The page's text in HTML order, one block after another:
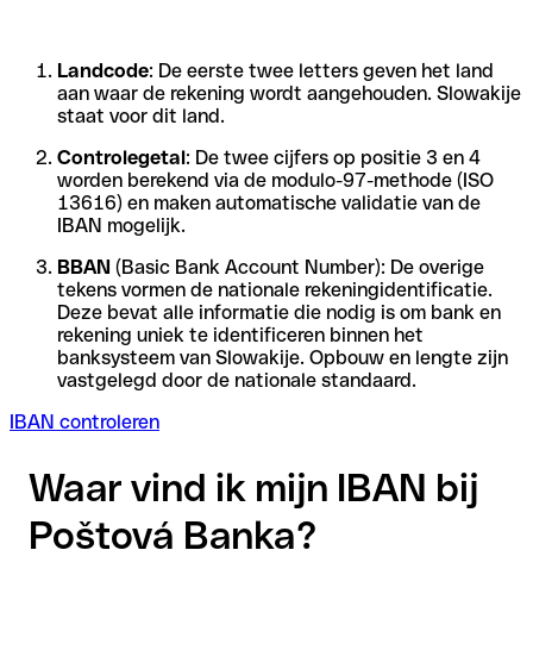
Landcode: De eerste twee letters geven het land
aan waar de rekening wordt aangehouden. Slowakije
staat voor dit land.
Controlegetal: De twee cijfers op positie 3 en 4
worden berekend via de modulo-97-methode (ISO
13616) en maken automatische validatie van de
IBAN mogelijk.
BBAN (Basic Bank Account Number): De overige
tekens vormen de nationale rekeningidentificatie.
Deze bevat alle informatie die nodig is om bank en
rekening uniek te identificeren binnen het
banksysteem van Slowakije. Opbouw en lengte zijn
vastgelegd door de nationale standaard.
IBAN controleren
Waar vind ik mijn IBAN bij
Poštová Banka?